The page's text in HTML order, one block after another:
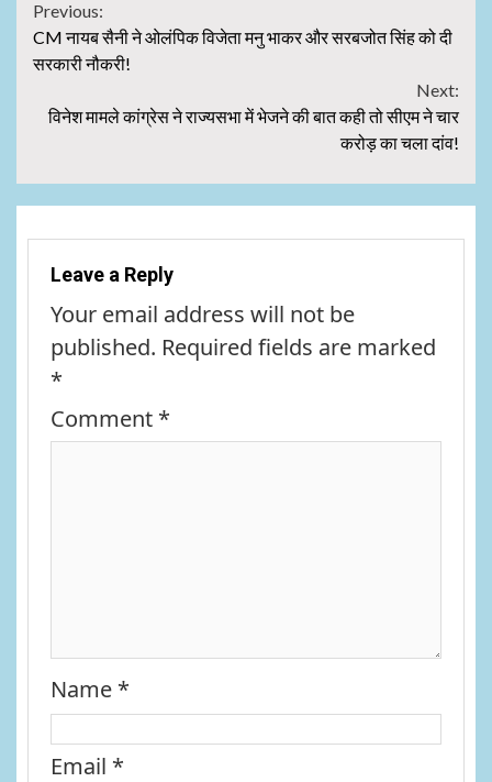
Continue
Reading
Previous:
CM नायब सैनी ने ओलंपिक विजेता मनु भाकर और सरबजोत सिंह को दी
सरकारी नौकरी!
Next:
विनेश मामले कांग्रेस ने राज्यसभा में भेजने की बात कही तो सीएम ने चार
करोड़ का चला दांव!
Leave a Reply
Your email address will not be
published. Required fields are marked
*
Comment *
Name *
Email *